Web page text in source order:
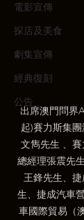
電影宣傳
探店及美食
劇集宣傳
經典復刻
公告
出席澳門問界
起)賽力斯集
文雋先生 、
總經理張震先
王鋒先生、
生、捷成汽車
車國際貿易（